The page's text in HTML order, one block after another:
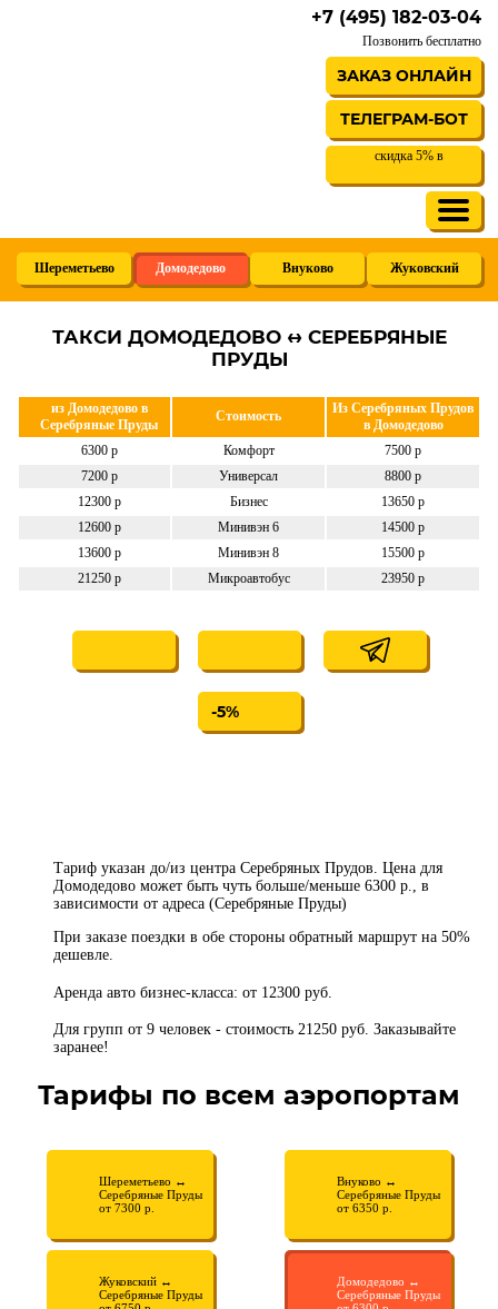
+7 (495) 182-03-04
Позвонить бесплатно
ЗАКАЗ ОНЛАЙН
ТЕЛЕГРАМ-БОТ
скидка 5% в
Шереметьево Домодедово Внуково Жуковский
ТАКСИ ДОМОДЕДОВО ↔ СЕРЕБРЯНЫЕ
ПРУДЫ
из Домодедово в
Серебряные Пруды
Стоимость
Из Серебряных Прудов
в Домодедово
6300 р
Комфорт
7500 р
7200 р
Универсал
8800 р
12300 р
Бизнес
13650 р
12600 р
Минивэн 6
14500 р
13600 р
Минивэн 8
15500 р
21250 р
Микроавтобус 23950 р
-5%
Тариф указан до/из центра Серебряных Прудов. Цена для
Домодедово может быть чуть больше/меньше 6300 р., в
зависимости от адреса (Серебряные Пруды)
При заказе поездки в обе стороны обратный маршрут на 50%
дешевле.
Аренда авто бизнес-класса: от 12300 руб.
Для групп от 9 человек - стоимость 21250 руб. Заказывайте
заранее!
Тарифы по всем аэропортам
Шереметьево ↔
Серебряные Пруды
от 7300 р.
Внуково ↔
Серебряные Пруды
от 6350 р.
Жуковский ↔
Серебряные Пруды
Домодедово ↔
Серебряные Пруды